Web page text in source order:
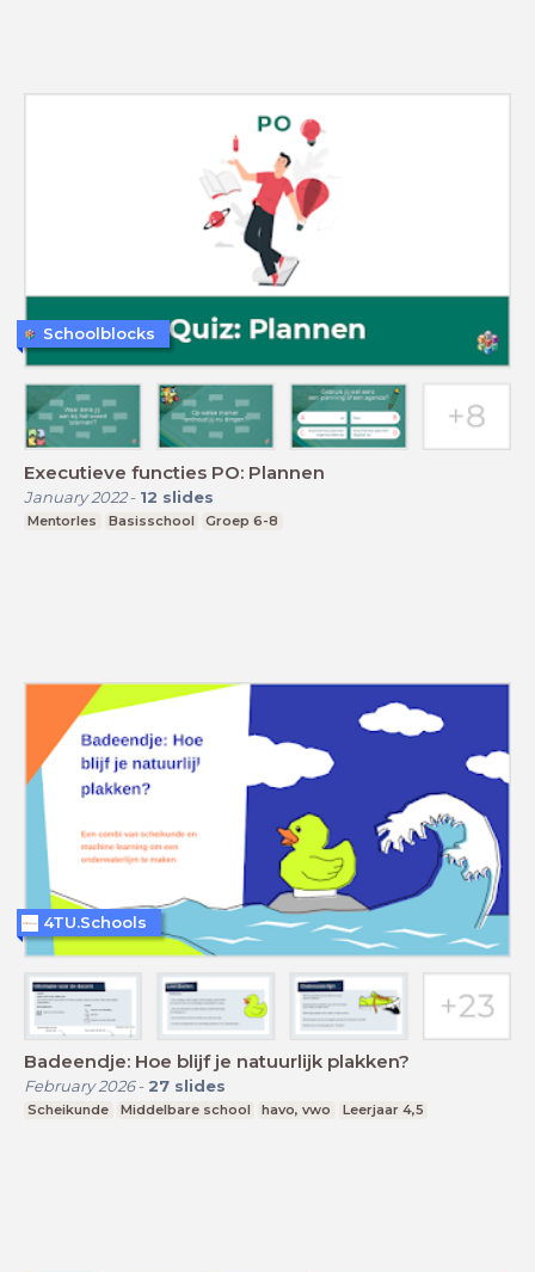
Executieve functies PO: Plannen
January 2022- 12 slides
Mentorles Basisschool Groep 6-8
Schoolblocks
Badeendje: Hoe blijf je natuurlijk plakken?
February 2026- 27 slides
Scheikunde Middelbare school havo, vwo Leerjaar 4,5
4TU.Schools